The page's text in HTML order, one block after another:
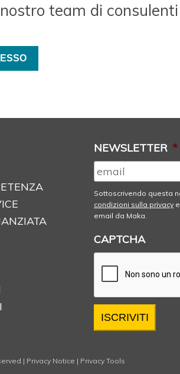
team di
NEWSLETTER *
Sottoscrivendo questa
condizioni sulla privacy
email da Maka.
CAPTCHA
| Privacy Notice | Privacy Tools